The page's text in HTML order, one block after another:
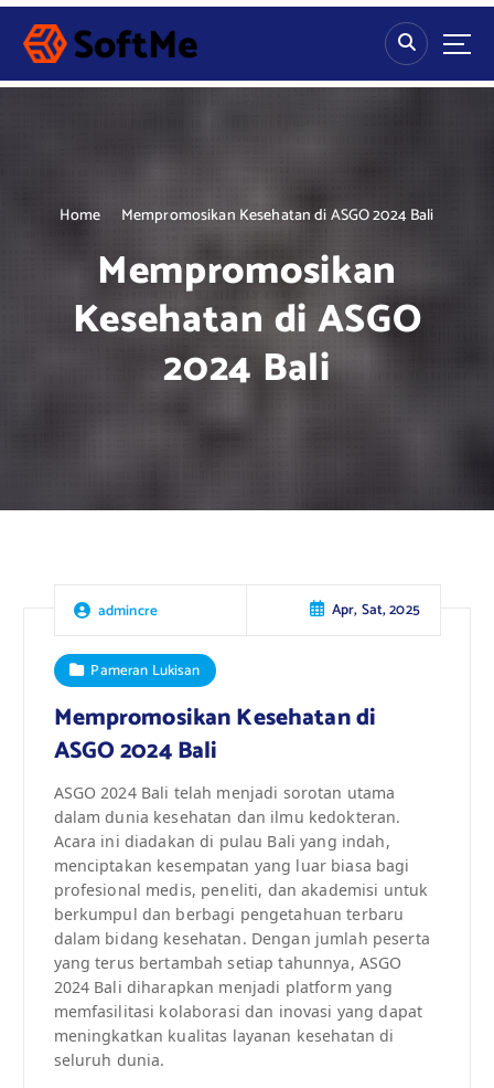
S
p
Home Mempromosikan Kesehatan di ASGO 2024 Bali
Mempromosikan
Kesehatan di ASGO
2024 Bali
admincre Apr, Sat, 2025
Pameran Lukisan
Mempromosikan Kesehatan di
ASGO 2024 Bali
ASGO 2024 Bali telah menjadi sorotan utama
dalam dunia kesehatan dan ilmu kedokteran.
Acara ini diadakan di pulau Bali yang indah,
menciptakan kesempatan yang luar biasa bagi
profesional medis, peneliti, dan akademisi untuk
berkumpul dan berbagi pengetahuan terbaru
dalam bidang kesehatan. Dengan jumlah peserta
yang terus bertambah setiap tahunnya, ASGO
2024 Bali diharapkan menjadi platform yang
memfasilitasi kolaborasi dan inovasi yang dapat
meningkatkan kualitas layanan kesehatan di
seluruh dunia.